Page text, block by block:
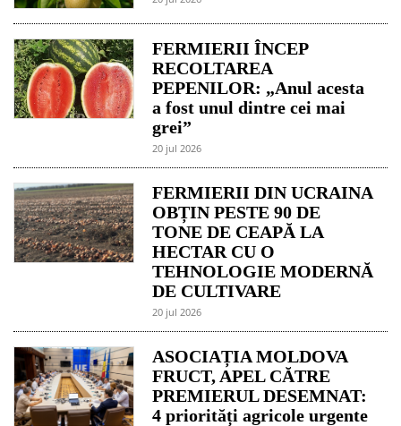
FERMIERII ÎNCEP
RECOLTAREA
PEPENILOR: „Anul acesta
a fost unul dintre cei mai
grei”
20 jul 2026
FERMIERII DIN UCRAINA
OBȚIN PESTE 90 DE
TONE DE CEAPĂ LA
HECTAR CU O
TEHNOLOGIE MODERNĂ
DE CULTIVARE
20 jul 2026
ASOCIAȚIA MOLDOVA
FRUCT, APEL CĂTRE
PREMIERUL DESEMNAT:
4 priorități agricole urgente